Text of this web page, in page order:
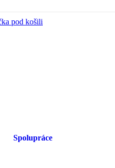
pod košili
Spolupráce